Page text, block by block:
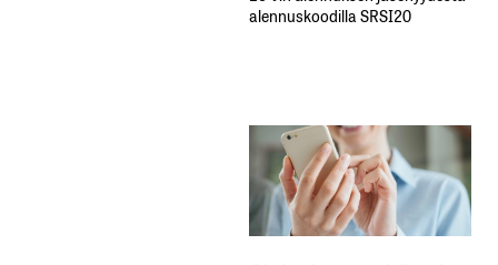
alennuskoodilla SRSI20